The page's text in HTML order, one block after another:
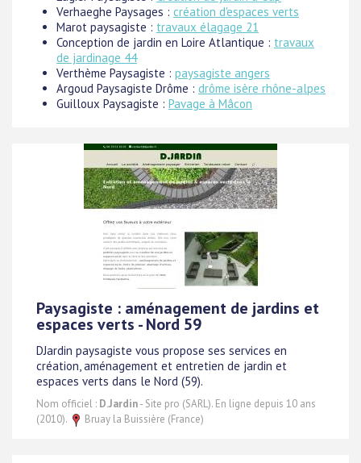
Verhaeghe Paysages : création d'espaces verts
Marot paysagiste : travaux élagage 21
Conception de jardin en Loire Atlantique : travaux
de jardinage 44
Verthème Paysagiste : paysagiste angers
Argoud Paysagiste Drôme : drôme isère rhône-alpes
Guilloux Paysagiste : Pavage à Mâcon
Paysagiste : aménagement de jardins et
espaces verts - Nord 59
DJardin paysagiste vous propose ses services en
création, aménagement et entretien de jardin et
espaces verts dans le Nord (59).
Nom officiel : D.Jardin- Site pro (SARL). En ligne depuis 10 ans
(2010).
Bruay la Buissière (France)